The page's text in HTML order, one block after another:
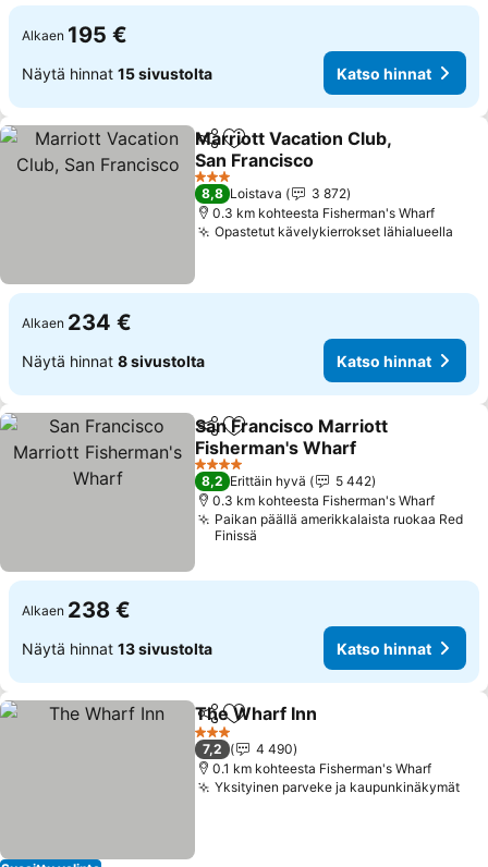
Alkaen 195 €
Näytä hinnat 15 sivustolta Katso hinnat
Jaa Lisää suosikkeihin
Marriott Vacation Club,
San Francisco
3 Tähtiluokitus
8,8 Loistava
3 872
0.3 km kohteesta Fisherman's Wharf
Opastetut kävelykierrokset lähialueella
Alkaen 234 €
Näytä hinnat 8 sivustolta Katso hinnat
Jaa Lisää suosikkeihin
San Francisco Marriott
Fisherman's Wharf
4 Tähtiluokitus
8,2 Erittäin hyvä
5 442
0.3 km kohteesta Fisherman's Wharf
Paikan päällä amerikkalaista ruokaa Red
Finissä
Alkaen 238 €
Näytä hinnat 13 sivustolta Katso hinnat
Jaa Lisää suosikkeihin
The Wharf Inn
3 Tähtiluokitus
7,2
4 490
0.1 km kohteesta Fisherman's Wharf
Yksityinen parveke ja kaupunkinäkymät